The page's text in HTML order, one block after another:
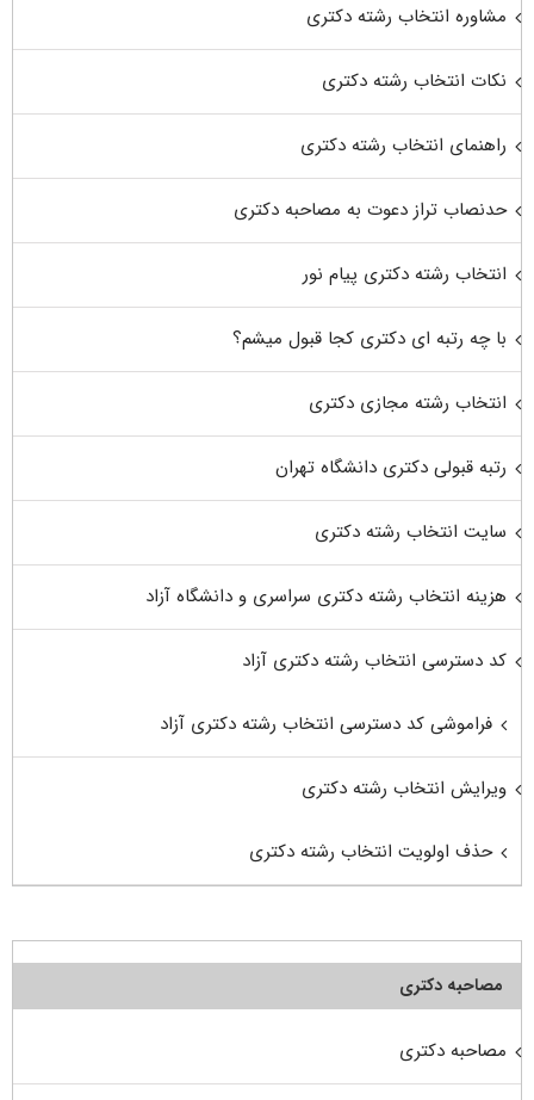
مشاوره انتخاب رشته دکتری
نکات انتخاب رشته دکتری
راهنمای انتخاب رشته دکتری
حدنصاب تراز دعوت به مصاحبه دکتری
انتخاب رشته دکتری پیام نور
با چه رتبه ای دکتری کجا قبول میشم؟
انتخاب رشته مجازی دکتری
رتبه قبولی دکتری دانشگاه تهران
سایت انتخاب رشته دکتری
هزینه انتخاب رشته دکتری سراسری و دانشگاه آزاد
کد دسترسی انتخاب رشته دکتری آزاد
فراموشی کد دسترسی انتخاب رشته دکتری آزاد
ویرایش انتخاب رشته دکتری
حذف اولویت انتخاب رشته دکتری
مصاحبه دکتری
مصاحبه دکتری